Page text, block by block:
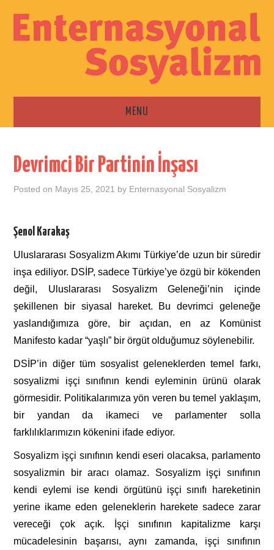
MENU
ESKI SAYILAR
Devrimci Bir Partinin İnşası
Posted on Mayıs 25, 2021 by Enternasyonal Sosyalizm
Şenol Karakaş
Uluslararası Sosyalizm Akımı Türkiye’de uzun bir süredir
inşa ediliyor. DSİP, sadece Türkiye’ye özgü bir kökenden
değil, Uluslararası Sosyalizm Geleneği’nin içinde
şekillenen bir siyasal hareket. Bu devrimci geleneğe
yaslandığımıza göre, bir açıdan, en az Komünist
Manifesto kadar “yaşlı” bir örgüt olduğumuz söylenebilir.
DSİP’in diğer tüm sosyalist geleneklerden temel farkı,
sosyalizmi işçi sınıfının kendi eyleminin ürünü olarak
görmesidir. Politikalarımıza yön veren bu temel yaklaşım,
bir yandan da ikameci ve parlamenter solla
farklılıklarımızın kökenini ifade ediyor.
Sosyalizm işçi sınıfının kendi eseri olacaksa, parlamento
sosyalizmin bir aracı olamaz. Sosyalizm işçi sınıfının
kendi eylemi ise kendi örgütünü işçi sınıfı hareketinin
yerine ikame eden geleneklerin harekete sadece zarar
vereceği çok açık. İşçi sınıfının kapitalizme karşı
mücadelesinin başarısı, aynı zamanda, işçi sınıfının